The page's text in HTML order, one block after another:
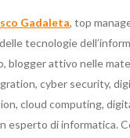
Gadaleta, top
tecnologie
blogger attivo nelle
cyber security,
cloud computing,
esperto di informatica.